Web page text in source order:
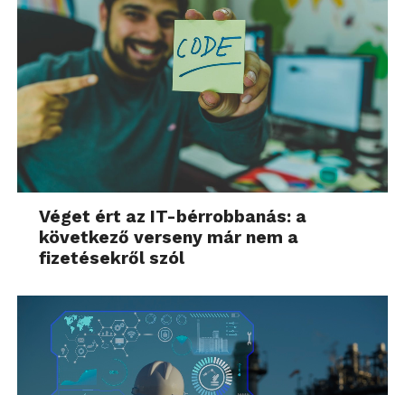
Véget ért az IT-bérrobbanás: a
következő verseny már nem a
fizetésekről szól